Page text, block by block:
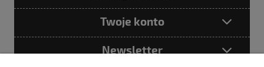
Twoje konto
Newsletter